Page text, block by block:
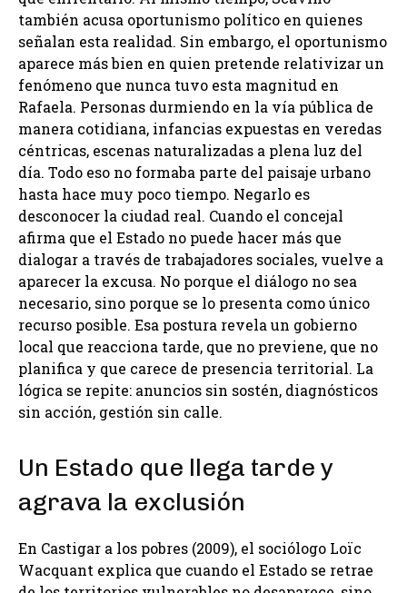
también acusa oportunismo político en quienes
señalan esta realidad. Sin embargo, el oportunismo
aparece más bien en quien pretende relativizar un
fenómeno que nunca tuvo esta magnitud en
Rafaela. Personas durmiendo en la vía pública de
manera cotidiana, infancias expuestas en veredas
céntricas, escenas naturalizadas a plena luz del
día. Todo eso no formaba parte del paisaje urbano
hasta hace muy poco tiempo. Negarlo es
desconocer la ciudad real. Cuando el concejal
afirma que el Estado no puede hacer más que
dialogar a través de trabajadores sociales, vuelve a
aparecer la excusa. No porque el diálogo no sea
necesario, sino porque se lo presenta como único
recurso posible. Esa postura revela un gobierno
local que reacciona tarde, que no previene, que no
planifica y que carece de presencia territorial. La
lógica se repite: anuncios sin sostén, diagnósticos
sin acción, gestión sin calle.
Un Estado que llega tarde y
agrava la exclusión
En Castigar a los pobres (2009), el sociólogo Loïc
Wacquant explica que cuando el Estado se retrae